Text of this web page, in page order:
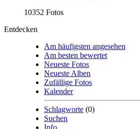
10352 Fotos
Entdecken
Am häufigsten angesehen
Am besten bewertet
Neueste Fotos
Neueste Alben
Zufällige Fotos
Kalender
Schlagworte (0)
Suchen
Info